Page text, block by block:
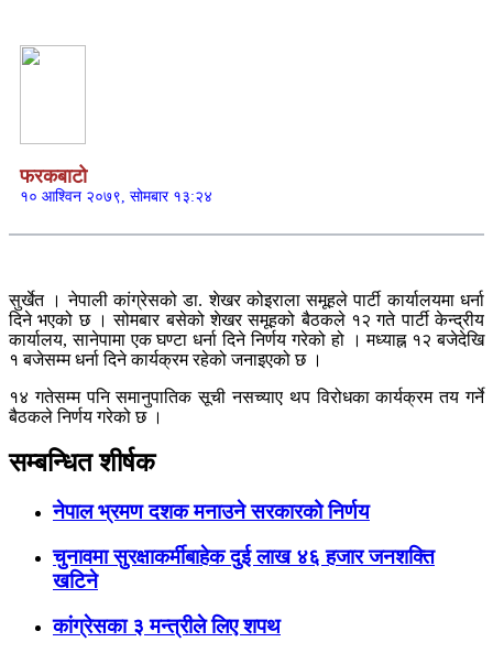
फरकबाटो
१० आश्विन २०७९, सोमबार १३:२४
सुर्खेत । नेपाली कांग्रेसको डा. शेखर कोइराला समूहले पार्टी कार्यालयमा धर्ना
दिने भएको छ । सोमबार बसेको शेखर समूहको बैठकले १२ गते पार्टी केन्द्रीय
कार्यालय, सानेपामा एक घण्टा धर्ना दिने निर्णय गरेको हो । मध्याह्न १२ बजेदेखि
१ बजेसम्म धर्ना दिने कार्यक्रम रहेको जनाइएको छ ।
१४ गतेसम्म पनि समानुपातिक सूची नसच्याए थप विरोधका कार्यक्रम तय गर्ने
बैठकले निर्णय गरेको छ ।
सम्बन्धित शीर्षक
नेपाल भ्रमण दशक मनाउने सरकारको निर्णय
चुनावमा सुरक्षाकर्मीबाहेक दुई लाख ४६ हजार जनशक्ति
खटिने
कांग्रेसका ३ मन्त्रीले लिए शपथ